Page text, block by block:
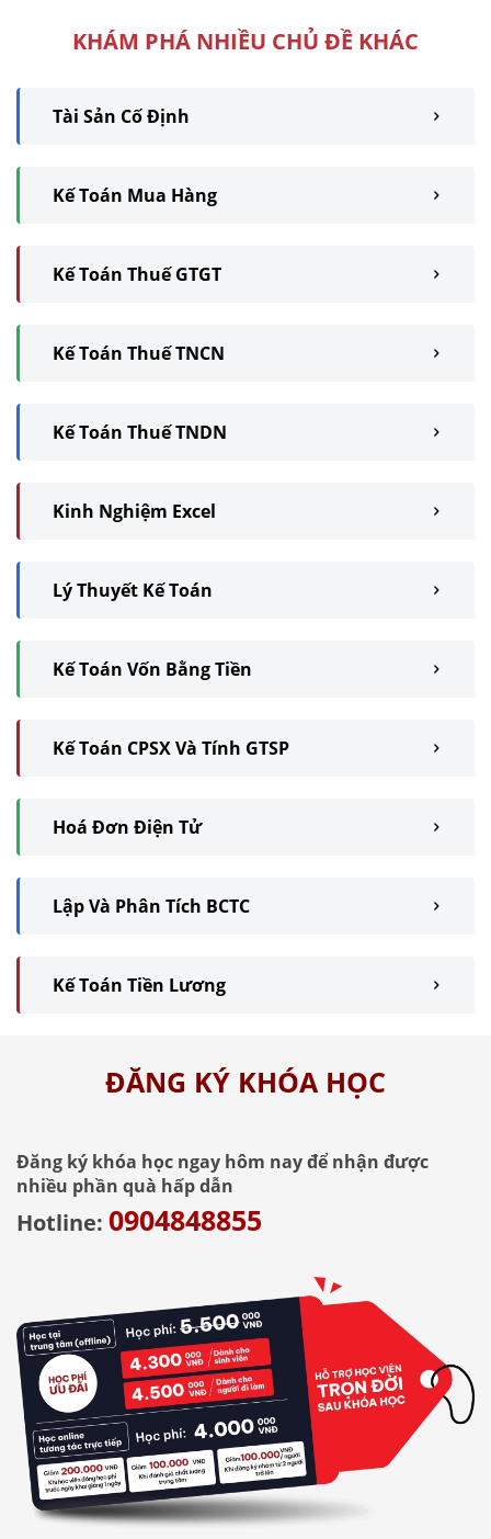
KHÁM PHÁ NHIỀU CHỦ ĐỀ KHÁC
Tài Sản Cố Định
Kế Toán Mua Hàng
Kế Toán Thuế GTGT
Kế Toán Thuế TNCN
Kế Toán Thuế TNDN
Kinh Nghiệm Excel
Lý Thuyết Kế Toán
Kế Toán Vốn Bằng Tiền
Kế Toán CPSX Và Tính GTSP
Hoá Đơn Điện Tử
Lập Và Phân Tích BCTC
Kế Toán Tiền Lương
ĐĂNG KÝ KHÓA HỌC
Đăng ký khóa học ngay hôm nay để nhận được
nhiều phần quà hấp dẫn
Hotline: 0904848855